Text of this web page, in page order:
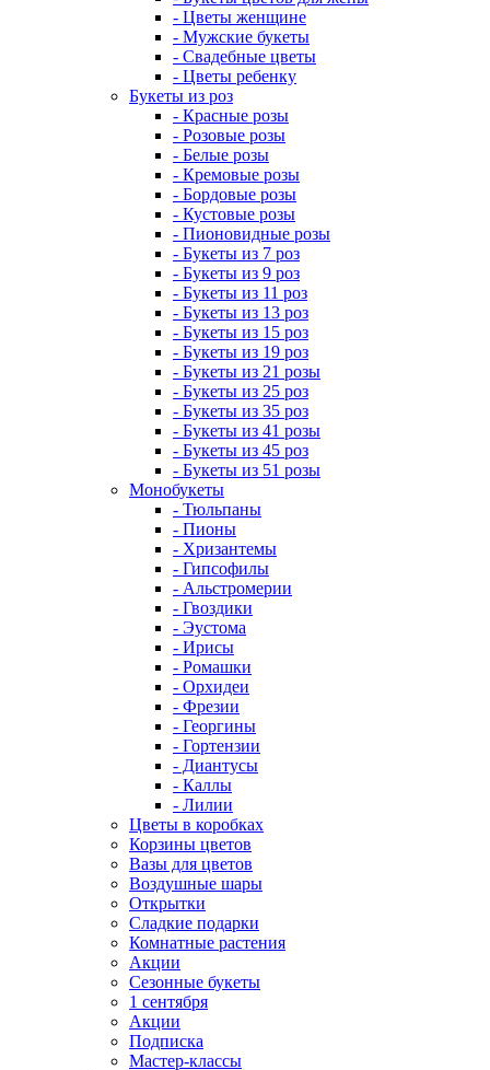
- Цветы женщине
- Мужские букеты
- Свадебные цветы
- Цветы ребенку
Букеты из роз
- Красные розы
- Розовые розы
- Белые розы
- Кремовые розы
- Бордовые розы
- Кустовые розы
- Пионовидные розы
- Букеты из 7 роз
- Букеты из 9 роз
- Букеты из 11 роз
- Букеты из 13 роз
- Букеты из 15 роз
- Букеты из 19 роз
- Букеты из 21 розы
- Букеты из 25 роз
- Букеты из 35 роз
- Букеты из 41 розы
- Букеты из 45 роз
- Букеты из 51 розы
Монобукеты
- Тюльпаны
- Пионы
- Хризантемы
- Гипсофилы
- Альстромерии
- Гвоздики
- Эустома
- Ирисы
- Ромашки
- Орхидеи
- Фрезии
- Георгины
- Гортензии
- Диантусы
- Каллы
- Лилии
Цветы в коробках
Корзины цветов
Вазы для цветов
Воздушные шары
Открытки
Сладкие подарки
Комнатные растения
Акции
Сезонные букеты
1 сентября
Акции
Подписка
Мастер-классы